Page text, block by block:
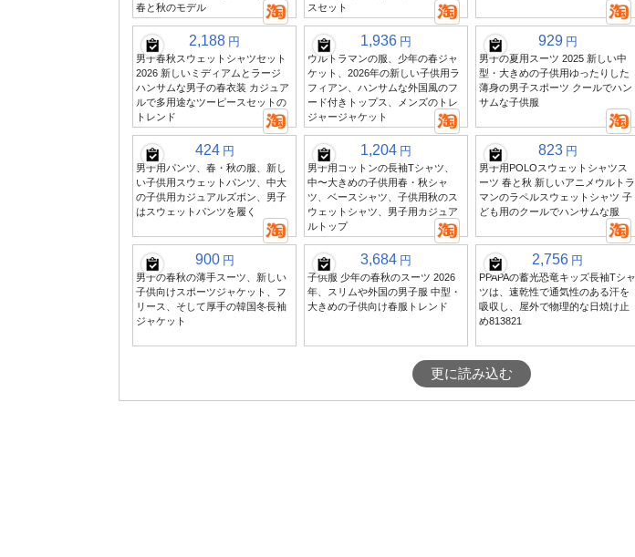
春と秋のモデル
スセット
2,188 円
男子春秋スウェットシャツセット
2026 新しいミディアムとラージ
ハンサムな男子の春衣装 カジュア
ルで多用途なツーピースセットの
トレンド
1,936 円
ウルトラマンの服、少年の春ジャ
ケット、2026年の新しい子供用ラ
フィアン、ハンサムな外国風のフ
ード付きトップス、メンズのトレ
ジャージャケット
929 円
男子の夏用スーツ 2025 新しい中
型・大きめの子供用ゆったりした
薄身の男子スポーツ クールでハン
サムな子供服
424 円
男子用パンツ、春・秋の服、新し
い子供用スウェットパンツ、中大
の子供用カジュアルズボン、男子
はスウェットパンツを履く
1,204 円
男子用コットンの長袖Tシャツ、
中〜大きめの子供用春・秋シャ
ツ、ベースシャツ、子供用秋のス
ウェットシャツ、男子用カジュア
ルトップ
823 円
男子用POLOスウェットシャツス
ーツ 春と秋 新しいアニメウルトラ
マンのラペルスウェットシャツ 子
ども用のクールでハンサムな服
900 円
男子の春秋の薄手スーツ、新しい
子供向けスポーツジャケット、フ
リース、そして厚手の韓国冬長袖
ジャケット
3,684 円
子供服 少年の春秋のスーツ 2026
年、スリムや外国の男子服 中型・
大きめの子供向け春服トレンド
2,756 円
PPAPAの蓄光恐竜キッズ長袖Tシャ
ツは、速乾性で通気性のある汗を
吸収し、屋外で物理的な日焼け止
め813821
更に読み込む